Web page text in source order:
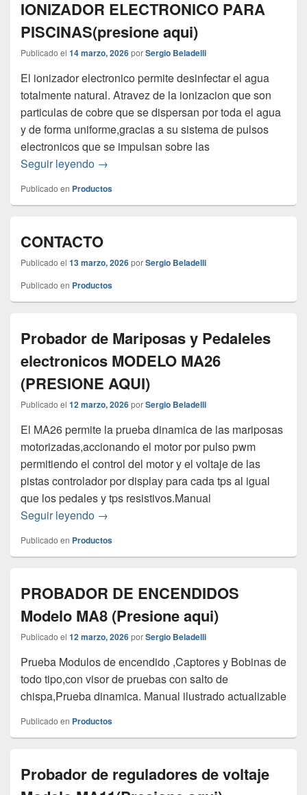
IONIZADOR ELECTRONICO PARA
PISCINAS(presione aqui)
Publicado el 14 marzo, 2026porSergio Beladelli
El ionizador electronico permite desinfectar el agua
totalmente natural. Atravez de la ionizacion que son
particulas de cobre que se dispersan por toda el agua
y de forma uniforme,gracias a su sistema de pulsos
electronicos que se impulsan sobre las
Seguir leyendo IONIZADOR ELECTRONICO PARA
→
Publicado en Productos
CONTACTO
Publicado el 13 marzo, 2026porSergio Beladelli
Publicado en Productos
Probador de Mariposas y Pedaleles
electronicos MODELO MA26
(PRESIONE AQUI)
Publicado el 12 marzo, 2026porSergio Beladelli
El MA26 permite la prueba dinamica de las mariposas
motorizadas,accionando el motor por pulso pwm
permitiendo el control del motor y el voltaje de las
pistas controlador por display para cada tps al igual
que los pedales y tps resistivos.Manual
Seguir leyendo Probador de Mariposas y Pedaleles
→
Publicado en Productos
PROBADOR DE ENCENDIDOS
Modelo MA8 (Presione aqui)
Publicado el 12 marzo, 2026porSergio Beladelli
Prueba Modulos de encendido ,Captores y Bobinas de
todo tipo,con visor de pruebas con salto de
chispa,Prueba dinamica. Manual ilustrado actualizable
Publicado en Productos
Probador de reguladores de voltaje